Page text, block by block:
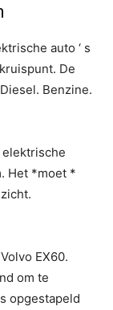
auto ‘ s
De
Benzine.
Het *moet *
EX60.
om te
opgestapeld